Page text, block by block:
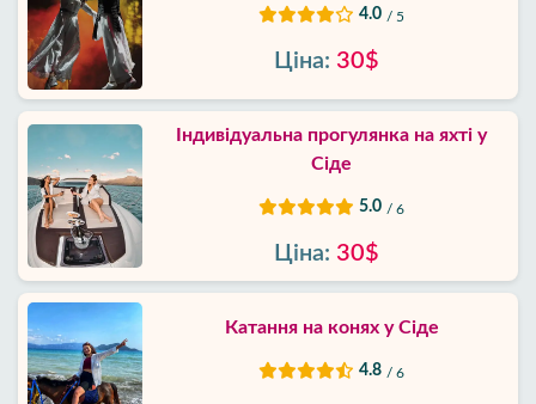
4.0 / 5
Ціна: 30$
Індивідуальна прогулянка на яхті у
Сіде
5.0 / 6
Ціна: 30$
Катання на конях у Сіде
4.8 / 6